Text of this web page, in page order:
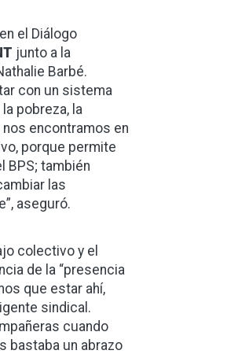
el Diálogo
junto a la
Barbé.
con un sistema
pobreza, la
encontramos en
porque permite
BPS; también
las
aseguró.
colectivo y el
de la “presencia
que estar ahí,
sindical.
cuando
bastaba un abrazo